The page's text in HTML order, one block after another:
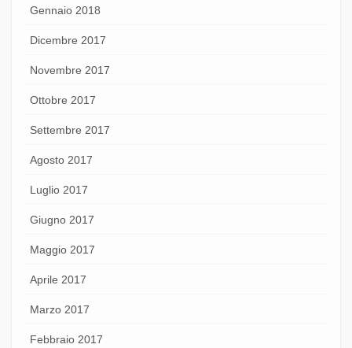
Gennaio 2018
Dicembre 2017
Novembre 2017
Ottobre 2017
Settembre 2017
Agosto 2017
Luglio 2017
Giugno 2017
Maggio 2017
Aprile 2017
Marzo 2017
Febbraio 2017